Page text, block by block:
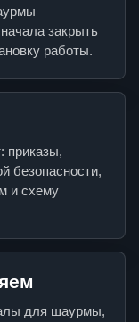
закрыть
работы.
приказы,
безопасности,
и схему
для шаурмы,